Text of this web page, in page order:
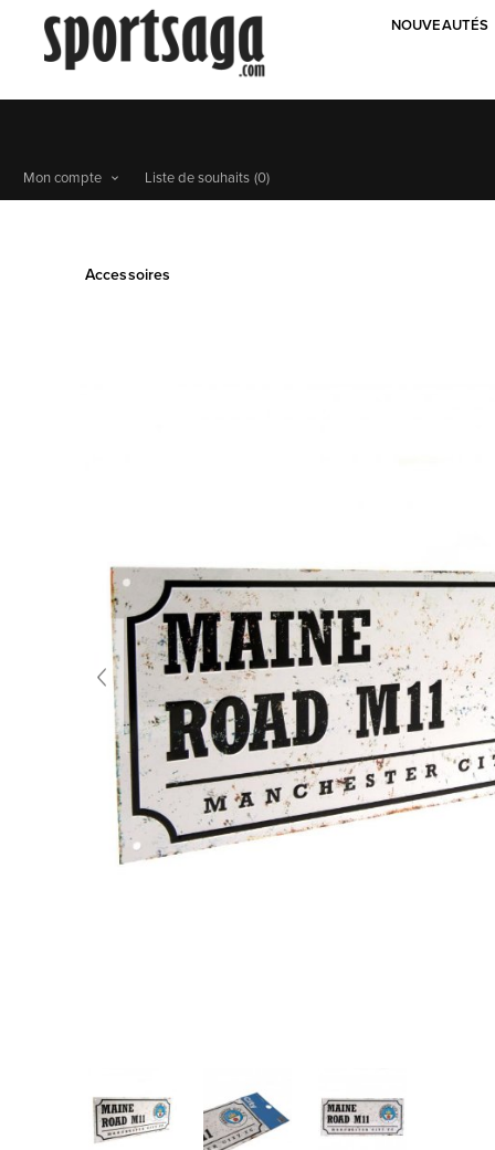
NOUVEAUTÉS
Mon compte Liste de souhaits (0)
Accessoires